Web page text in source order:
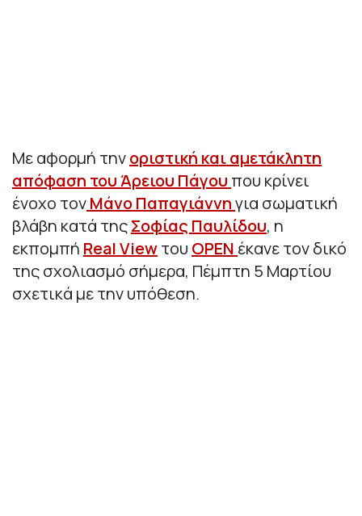
Με αφορμή τηνοριστική και αμετάκλητη
απόφαση του Άρειου Πάγου που κρίνει
ένοχο τονΜάνο Παπαγιάννηγια σωματική
βλάβη κατά τηςΣοφίας Παυλίδου, η
εκπομπή Real Viewτου OPEN έκανε τον δικό
της σχολιασμό σήμερα, Πέμπτη 5 Μαρτίου
σχετικά με την υπόθεση.